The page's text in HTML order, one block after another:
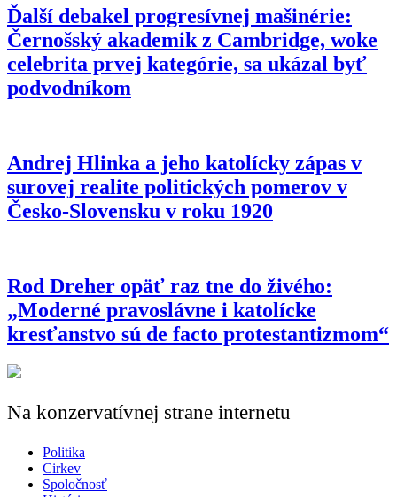
Ďalší debakel progresívnej mašinérie:
Černošský akademik z Cambridge, woke
celebrita prvej kategórie, sa ukázal byť
podvodníkom
Andrej Hlinka a jeho katolícky zápas v
surovej realite politických pomerov v
Česko-Slovensku v roku 1920
Rod Dreher opäť raz tne do živého:
„Moderné pravoslávne i katolícke
kresťanstvo sú de facto protestantizmom“
Na konzervatívnej strane internetu
Politika
Cirkev
Spoločnosť